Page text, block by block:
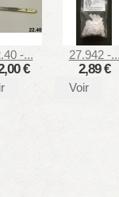
-...
€
27.942 -
2,89 €
Voir